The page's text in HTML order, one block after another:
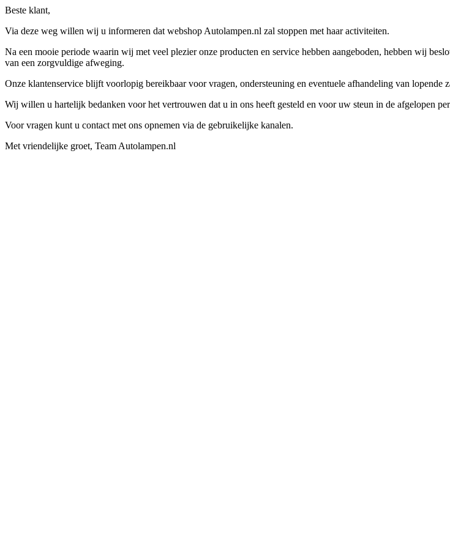
Beste klant,
Via deze weg willen wij u informeren dat webshop Autolampen.nl zal stoppen met haar activiteiten.
Na een mooie periode waarin wij met veel plezier onze producten en service hebben aangeboden, hebben wij
van een zorgvuldige afweging.
Onze klantenservice blijft voorlopig bereikbaar voor vragen, ondersteuning en eventuele afhandeling van
Wij willen u hartelijk bedanken voor het vertrouwen dat u in ons heeft gesteld en voor uw steun in de afgelopen
Voor vragen kunt u contact met ons opnemen via de gebruikelijke kanalen.
Met vriendelijke groet, Team Autolampen.nl